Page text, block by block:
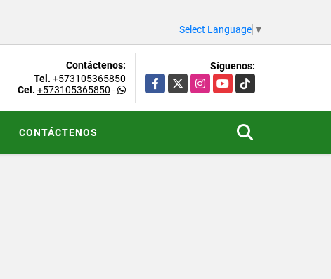
Select Language ▼
Contáctenos:
Tel. +573105365850
Cel. +573105365850 -
Síguenos:
Facebook
X InstagramYouTubeTikTok
CONTÁCTENOS